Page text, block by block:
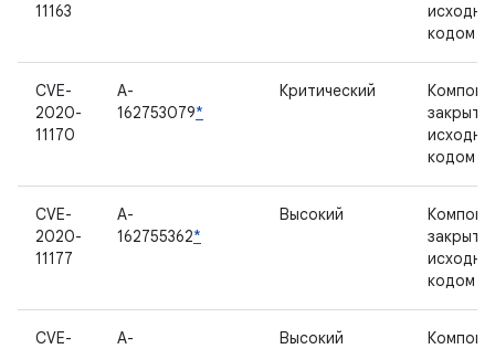
11163
кодом
CVE-
2020-
11170
A-
162753079*
Критический
кодом
CVE-
2020-
11177
A-
162755362*
Высокий
кодом
CVE-
A-
Высокий